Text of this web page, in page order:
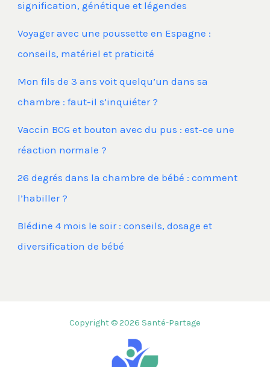
signification, génétique et légendes
Voyager avec une poussette en Espagne :
conseils, matériel et praticité
Mon fils de 3 ans voit quelqu’un dans sa
chambre : faut-il s’inquiéter ?
Vaccin BCG et bouton avec du pus : est-ce une
réaction normale ?
26 degrés dans la chambre de bébé : comment
l’habiller ?
Blédine 4 mois le soir : conseils, dosage et
diversification de bébé
Copyright © 2026 Santé-Partage